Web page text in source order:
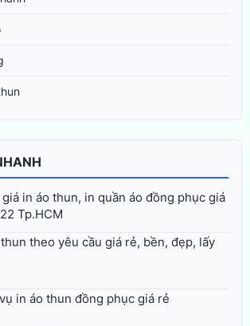
giá in áo thun, in quần áo đồng phục giá
Tp.HCM
theo yêu cầu giá rẻ, bền, đẹp, lấy
in áo thun đồng phục giá rẻ